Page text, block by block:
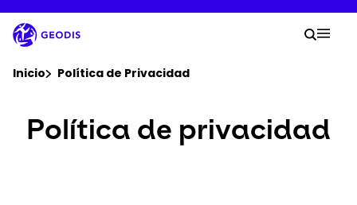
to
main
content
Empresa
You are here :
Inicio Política de Privacidad
Política de privacidad